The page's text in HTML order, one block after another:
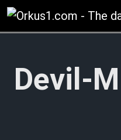
Zum
Inhalt
springen
Devil-M